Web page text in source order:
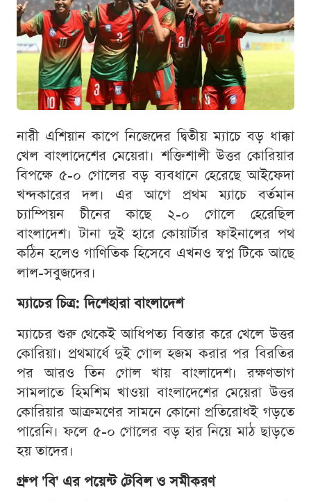
নারী এশিয়ান কাপে নিজেদের দ্বিতীয় ম্যাচে বড় ধাক্কা
খেল বাংলাদেশের মেয়েরা। শক্তিশালী উত্তর কোরিয়ার
বিপক্ষে ৫-০ গোলের বড় ব্যবধানে হেরেছে আইফেদা
খন্দকারের দল। এর আগে প্রথম ম্যাচে বর্তমান
চ্যাম্পিয়ন চীনের কাছে ২-০ গোলে হেরেছিল
বাংলাদেশ। টানা দুই হারে কোয়ার্টার ফাইনালের পথ
কঠিন হলেও গাণিতিক হিসেবে এখনও স্বপ্ন টিকে আছে
লাল-সবুজদের।
ম্যাচের চিত্র: দিশেহারা বাংলাদেশ
ম্যাচের শুরু থেকেই আধিপত্য বিস্তার করে খেলে উত্তর
কোরিয়া। প্রথমার্ধে দুই গোল হজম করার পর বিরতির
পর আরও তিন গোল খায় বাংলাদেশ। রক্ষণভাগ
সামলাতে হিমশিম খাওয়া বাংলাদেশের মেয়েরা উত্তর
কোরিয়ার আক্রমণের সামনে কোনো প্রতিরোধই গড়তে
পারেনি। ফলে ৫-০ গোলের বড় হার নিয়ে মাঠ ছাড়তে
হয় তাদের।
গ্রুপ 'বি' এর পয়েন্ট টেবিল ও সমীকরণ